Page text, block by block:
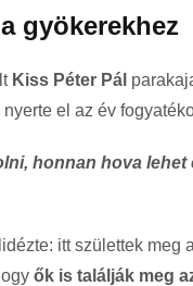
gyökerekhez
Kiss Péter Pál
nyerte el az év
honnan hova
itt születtek meg
ők is találják meg